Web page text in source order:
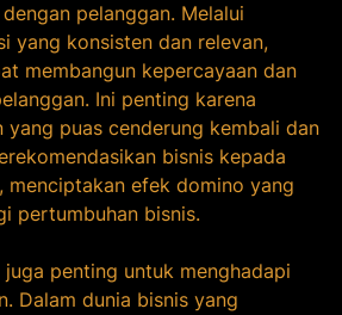
pelanggan. Melalui
yang konsisten dan relevan,
membangun kepercayaan dan
Ini penting karena
yang puas cenderung kembali dan
bisnis kepada
menciptakan efek domino yang
pertumbuhan bisnis.
penting untuk menghadapi
Dalam dunia bisnis yang